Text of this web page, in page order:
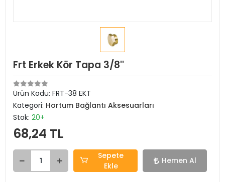
Frt Erkek Kör Tapa 3/8''
Ürün Kodu: FRT-38 EKT
Kategori: Hortum Bağlantı Aksesuarları
Stok: 20+
68,24 TL
Sepete
Ekle
Hemen Al